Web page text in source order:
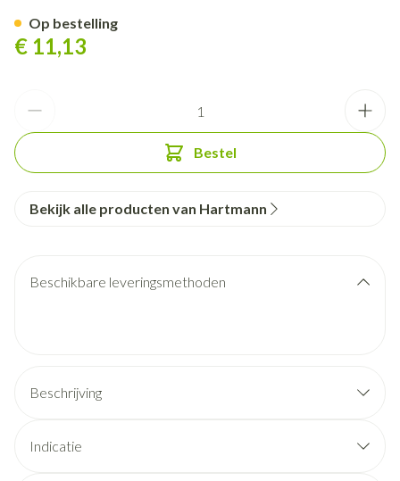
€ 11,13
Bestel
Op bestelling
Bekijk alle producten van Hartmann
Beschikbare leveringsmethoden
Beschrijving
Indicatie